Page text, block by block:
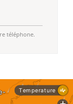
téléphone.